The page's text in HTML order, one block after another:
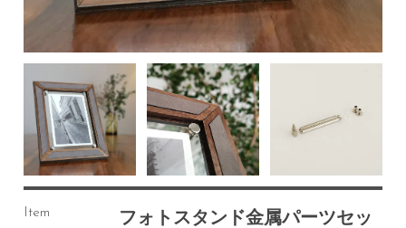
Item
フォトスタンド金属パーツセッ